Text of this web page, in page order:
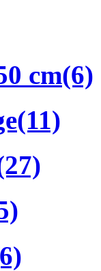
cm(6)
(11)